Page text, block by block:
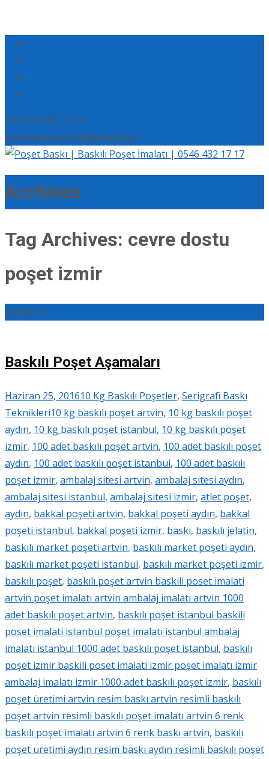
+90 554 165 17 17
eserbaskimerkezi@gmail.com
Archives
Tag Archives: cevre dostu
poşet izmir
25Haz/16
Baskılı Poşet Aşamaları
Haziran 25, 201610 Kg Baskılı Poşetler, Serigrafi Baskı
Teknikleri10 kg baskılı poşet artvin, 10 kg baskılı poşet
aydın, 10 kg baskılı poşet istanbul, 10 kg baskılı poşet
izmir, 100 adet baskılı poşet artvin, 100 adet baskılı poşet
aydın, 100 adet baskılı poşet istanbul, 100 adet baskılı
poşet izmir, ambalaj sitesi artvin, ambalaj sitesi aydın,
ambalaj sitesi istanbul, ambalaj sitesi izmir, atlet poşet,
aydın, bakkal poşeti artvin, bakkal poşeti aydın, bakkal
poşeti istanbul, bakkal poşeti izmir, baskı, baskılı jelatin,
baskılı market poşeti artvin, baskılı market poşeti aydın,
baskılı market poşeti istanbul, baskılı market poşeti izmir,
baskılı poşet, baskılı poşet artvin baskili poset imalati
artvin poşet imalatı artvin ambalaj imalatı artvin 1000
adet baskılı poşet artvin, baskılı poşet istanbul baskili
poset imalati istanbul poşet imalatı istanbul ambalaj
imalatı istanbul 1000 adet baskılı poşet istanbul, baskılı
poşet izmir baskili poset imalati izmir poşet imalatı izmir
ambalaj imalatı izmir 1000 adet baskılı poşet izmir, baskılı
poşet üretimi artvin resim baskı artvin resimli baskılı
poşet artvin resimli baskılı poşet imalatı artvin 6 renk
baskılı poşet imalatı artvin 6 renk baskı artvin, baskılı
poşet üretimi aydın resim baskı aydın resimli baskılı poşet